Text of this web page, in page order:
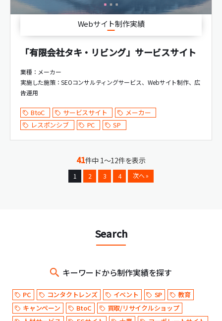
Webサイト制作実績
「有限会社タキ・リビング」サービスサイト
業種：メーカー
実施した施策：SEOコンサルティングサービス Webサイト制作
広
告運用
BtoC サービスサイト
メーカー
レスポンシブ
PC SP
41件中 1～12件を表示
1 2 3 4 次へ »
Search
キーワードから制作実績を探す
PC コンタクトレンズ イベント SP
教育
キャンペーン
BtoC
買取/リサイクルショップ